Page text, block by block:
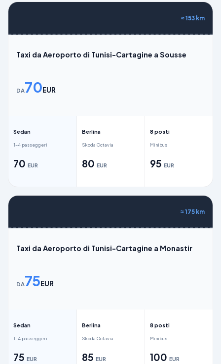
≈153 km
Taxi da Aeroporto di Tunisi-Cartagine a Sousse
DA70EUR
Sedan
1–4 passeggeri
70 EUR
Berlina
Skoda Octavia
80 EUR
8 posti
Minibus
95 EUR
≈175 km
Taxi da Aeroporto di Tunisi-Cartagine a Monastir
DA75EUR
Sedan
1–4 passeggeri
75 EUR
Berlina
Skoda Octavia
85 EUR
8 posti
Minibus
100 EUR